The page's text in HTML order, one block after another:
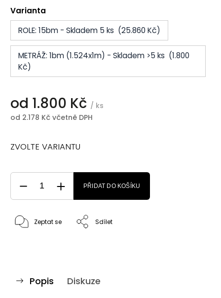
Varianta
ROLE: 15bm - Skladem 5 ks (25.860 Kč)
METRÁŽ: 1bm (1.524x1m) - Skladem >5 ks (1.800
Kč)
od 1.800 Kč / ks
od 2.178 Kč včetně DPH
ZVOLTE VARIANTU
PŘIDAT DO KOŠÍKU
Zeptat se Sdílet
Popis Diskuze